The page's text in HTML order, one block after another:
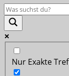
Nur Exakte